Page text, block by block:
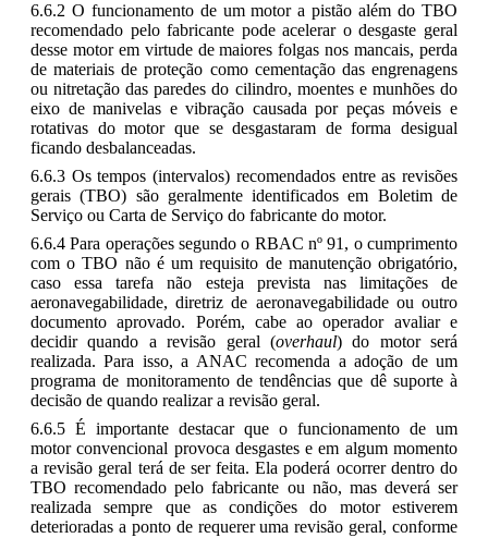
6.6.2 O funcionamento de um motor a pistão além do TBO
recomendado pelo fabricante pode acelerar o desgaste geral
desse motor em virtude de maiores folgas nos mancais, perda
de materiais de proteção como cementação das engrenagens
ou nitretação das paredes do cilindro, moentes e munhões do
eixo de manivelas e vibração causada por peças móveis e
rotativas do motor que se desgastaram de forma desigual
ficando desbalanceadas.
6.6.3 Os tempos (intervalos) recomendados entre as revisões
gerais (TBO) são geralmente identificados em Boletim de
Serviço ou Carta de Serviço do fabricante do motor.
6.6.4 Para operações segundo o RBAC nº 91, o cumprimento
com o TBO não é um requisito de manutenção obrigatório,
caso essa tarefa não esteja prevista nas limitações de
aeronavegabilidade, diretriz de aeronavegabilidade ou outro
documento aprovado. Porém, cabe ao operador avaliar e
decidir quando a revisão geral (overhaul) do motor será
realizada. Para isso, a ANAC recomenda a adoção de um
programa de monitoramento de tendências que dê suporte à
decisão de quando realizar a revisão geral.
6.6.5 É importante destacar que o funcionamento de um
motor convencional provoca desgastes e em algum momento
a revisão geral terá de ser feita. Ela poderá ocorrer dentro do
TBO recomendado pelo fabricante ou não, mas deverá ser
realizada sempre que as condições do motor estiverem
deterioradas a ponto de requerer uma revisão geral, conforme